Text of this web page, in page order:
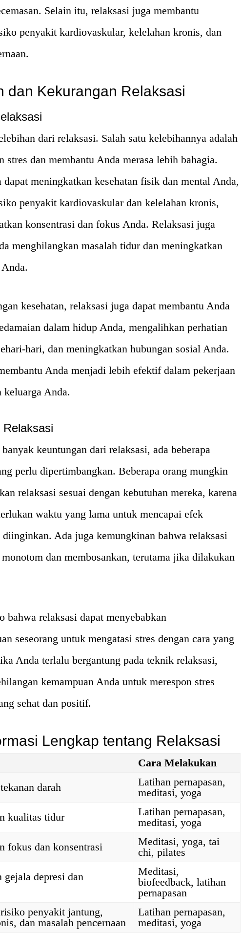
Selain itu, relaksasi juga membantu
penyakit kardiovaskular, kelelahan kronis, dan
dan Kekurangan Relaksasi
dari relaksasi. Salah satu kelebihannya adalah
stres dan membantu Anda merasa lebih bahagia.
dapat meningkatkan kesehatan fisik dan mental Anda,
penyakit kardiovaskular dan kelelahan kronis,
konsentrasi dan fokus Anda. Relaksasi juga
menghilangkan masalah tidur dan meningkatkan
kesehatan, relaksasi juga dapat membantu Anda
dalam hidup Anda, mengalihkan perhatian
hari, dan meningkatkan hubungan sosial Anda.
Anda menjadi lebih efektif dalam pekerjaan
keluarga Anda.
Relaksasi
keuntungan dari relaksasi, ada beberapa
perlu dipertimbangkan. Beberapa orang mungkin
relaksasi sesuai dengan kebutuhan mereka, karena
waktu yang lama untuk mencapai efek
diinginkan. Ada juga kemungkinan bahwa relaksasi
dan membosankan, terutama jika dilakukan
bahwa relaksasi dapat menyebabkan
seseorang untuk mengatasi stres dengan cara yang
Anda terlalu bergantung pada teknik relaksasi,
kemampuan Anda untuk merespon stres
sehat dan positif.
Lengkap tentang Relaksasi
Cara Melakukan
darah
Latihan pernapasan,
meditasi, yoga
kualitas tidur
Latihan pernapasan,
meditasi, yoga
fokus dan konsentrasi
Meditasi, yoga, tai
chi, pilates
gejala depresi dan
Meditasi,
biofeedback, latihan
pernapasan
penyakit jantung,
dan masalah pencernaan
Latihan pernapasan,
meditasi, yoga